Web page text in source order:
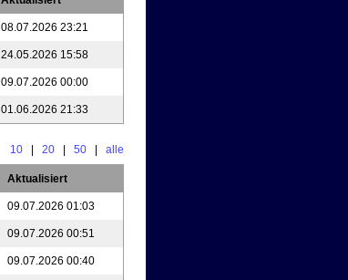
08.07.2026 23:21
24.05.2026 15:58
09.07.2026 00:00
01.06.2026 21:33
10 20 50 alle
Aktualisiert
09.07.2026 01:03
09.07.2026 00:51
09.07.2026 00:40